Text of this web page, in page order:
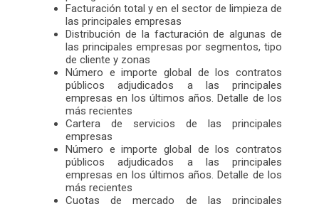
Facturación total y en el sector de limpieza de
las principales empresas
Distribución de la facturación de algunas de
las principales empresas por segmentos, tipo
de cliente y zonas
Número e importe global de los contratos
públicos adjudicados a las principales
empresas en los últimos años. Detalle de los
más recientes
Cartera de servicios de las principales
empresas
Número e importe global de los contratos
públicos adjudicados a las principales
empresas en los últimos años. Detalle de los
más recientes
Cuotas de mercado de las principales